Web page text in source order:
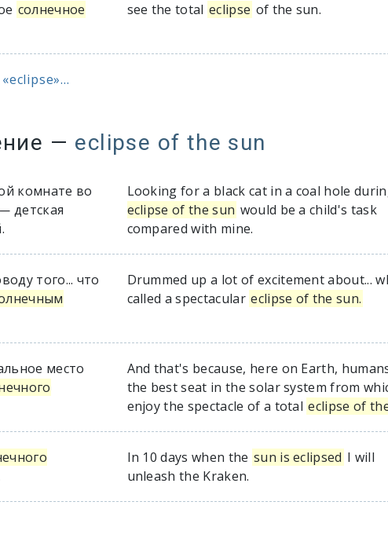
солнечное
see the total eclipse of the sun.
— eclipse of the sun
комнате во
детская
Looking for a black cat in a coal hole
eclipse of the sun would be a child's task
compared with mine.
того... что
Drummed up a lot of excitement about...
called a spectacular eclipse of the sun.
место
And that's because, here on Earth,
the best seat in the solar system from
enjoy the spectacle of a total eclipse of
In 10 days when the sun is eclipsed I will
unleash the Kraken.